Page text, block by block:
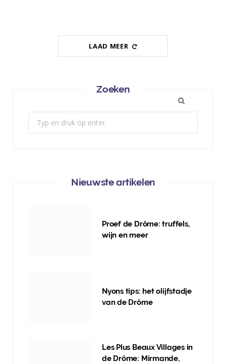
LAAD MEER
Zoeken
Nieuwste artikelen
Proef de Drôme: truffels,
wijn en meer
Nyons tips: het olijfstadje
van de Drôme
Les Plus Beaux Villages in
de Drôme: Mirmande,